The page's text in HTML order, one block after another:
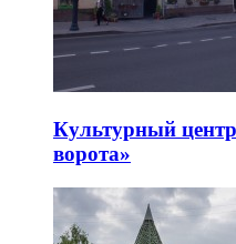
Культурный
ворота»